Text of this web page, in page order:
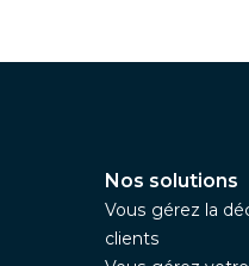
Nos solutions
Vous gérez la
clients